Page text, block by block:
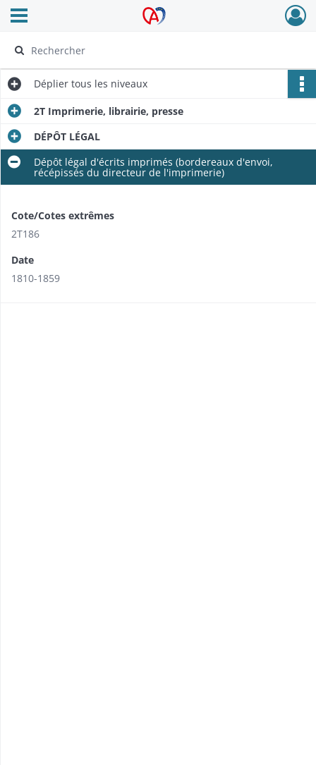
Archives Alsace - Colmar
Ouvrir le menu déroulant
Déplier tous les niveaux
2T Imprimerie, librairie, presse
DÉPÔT LÉGAL
Dépôt légal d'écrits imprimés (bordereaux d'envoi,
récépissés du directeur de l'imprimerie)
Cote/Cotes extrêmes
2T186
Date
1810-1859